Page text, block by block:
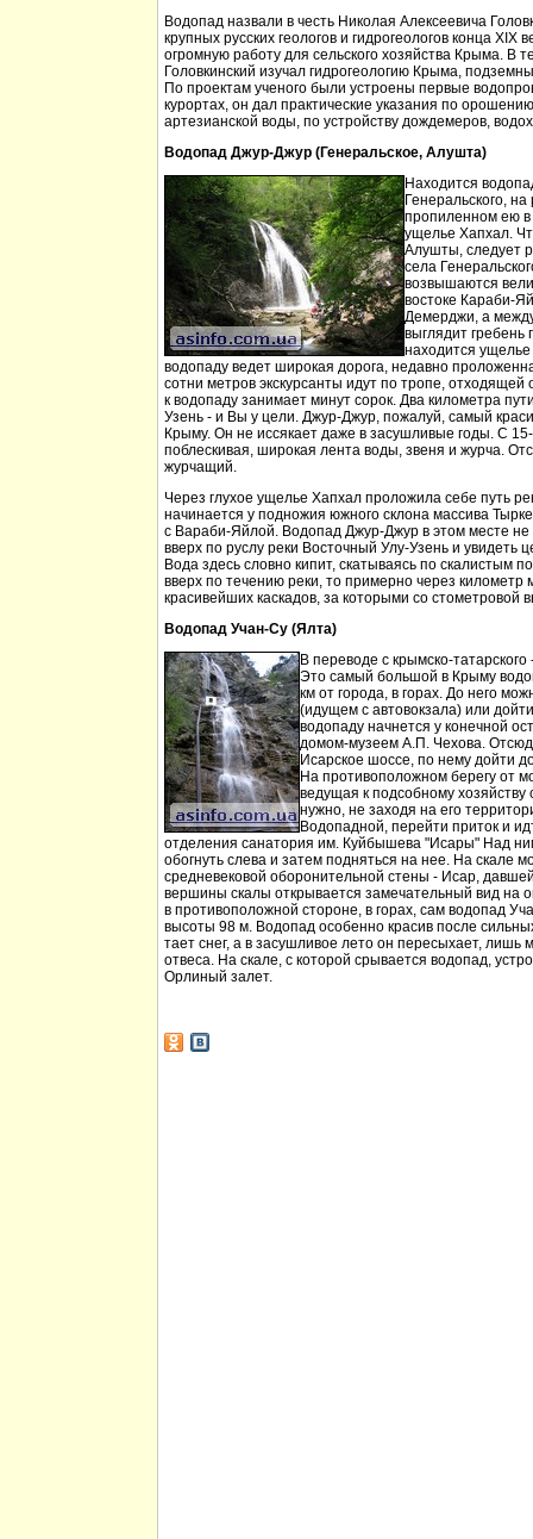
Водопад назвали в честь Николая Алексеевича
крупных русских геологов и гидрогеологов конца XIX
огромную работу для сельского хозяйства Крыма. В
Головкинский изучал гидрогеологию Крыма,
По проектам ученого были устроены первые
курортах, он дал практические указания по
артезианской воды, по устройству дождемеров,
Водопад Джур-Джур (Генеральское, Алушта)
Находится
Генеральского,
пропиленном ею в
ущелье Хапхал.
Алушты, следует
села
возвышаются
востоке Караби-
Демерджи, а
выглядит гребень
находится
водопаду ведет широкая дорога, недавно
сотни метров экскурсанты идут по тропе, отходящей
к водопаду занимает минут сорок. Два километра
Узень - и Вы у цели. Джур-Джур, пожалуй, самый
Крыму. Он не иссякает даже в засушливые годы. С
поблескивая, широкая лента воды, звеня и журча.
журчащий.
Через глухое ущелье Хапхал проложила себе путь
начинается у подножия южного склона массива
с Вараби-Яйлой. Водопад Джур-Джур в этом месте
вверх по руслу реки Восточный Улу-Узень и увидеть
Вода здесь словно кипит, скатываясь по скалистым
вверх по течению реки, то примерно через километр
красивейших каскадов, за которыми со стометровой
Водопад Учан-Су (Ялта)
В переводе с крымско-
Это самый большой в Крыму
км от города, в горах. До него
(идущем с автовокзала) или
водопаду начнется у конечной
домом-музеем А.П. Чехова.
Исарское шоссе, по нему дойти
На противоположном берегу от
ведущая к подсобному
нужно, не заходя на его
Водопадной, перейти приток и
отделения санатория им. Куйбышева "Исары" Над
обогнуть слева и затем подняться на нее. На скале
средневековой оборонительной стены - Исар,
вершины скалы открывается замечательный вид на
в противоположной стороне, в горах, сам водопад
высоты 98 м. Водопад особенно красив после
тает снег, а в засушливое лето он пересыхает, лишь
отвеса. На скале, с которой срывается водопад,
Орлиный залет.